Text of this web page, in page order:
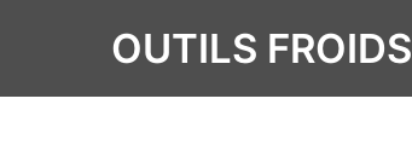
OUTILS FROIDS